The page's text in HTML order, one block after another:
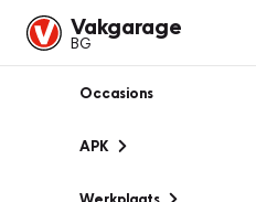
Vakgarage
BG
Occasions
APK